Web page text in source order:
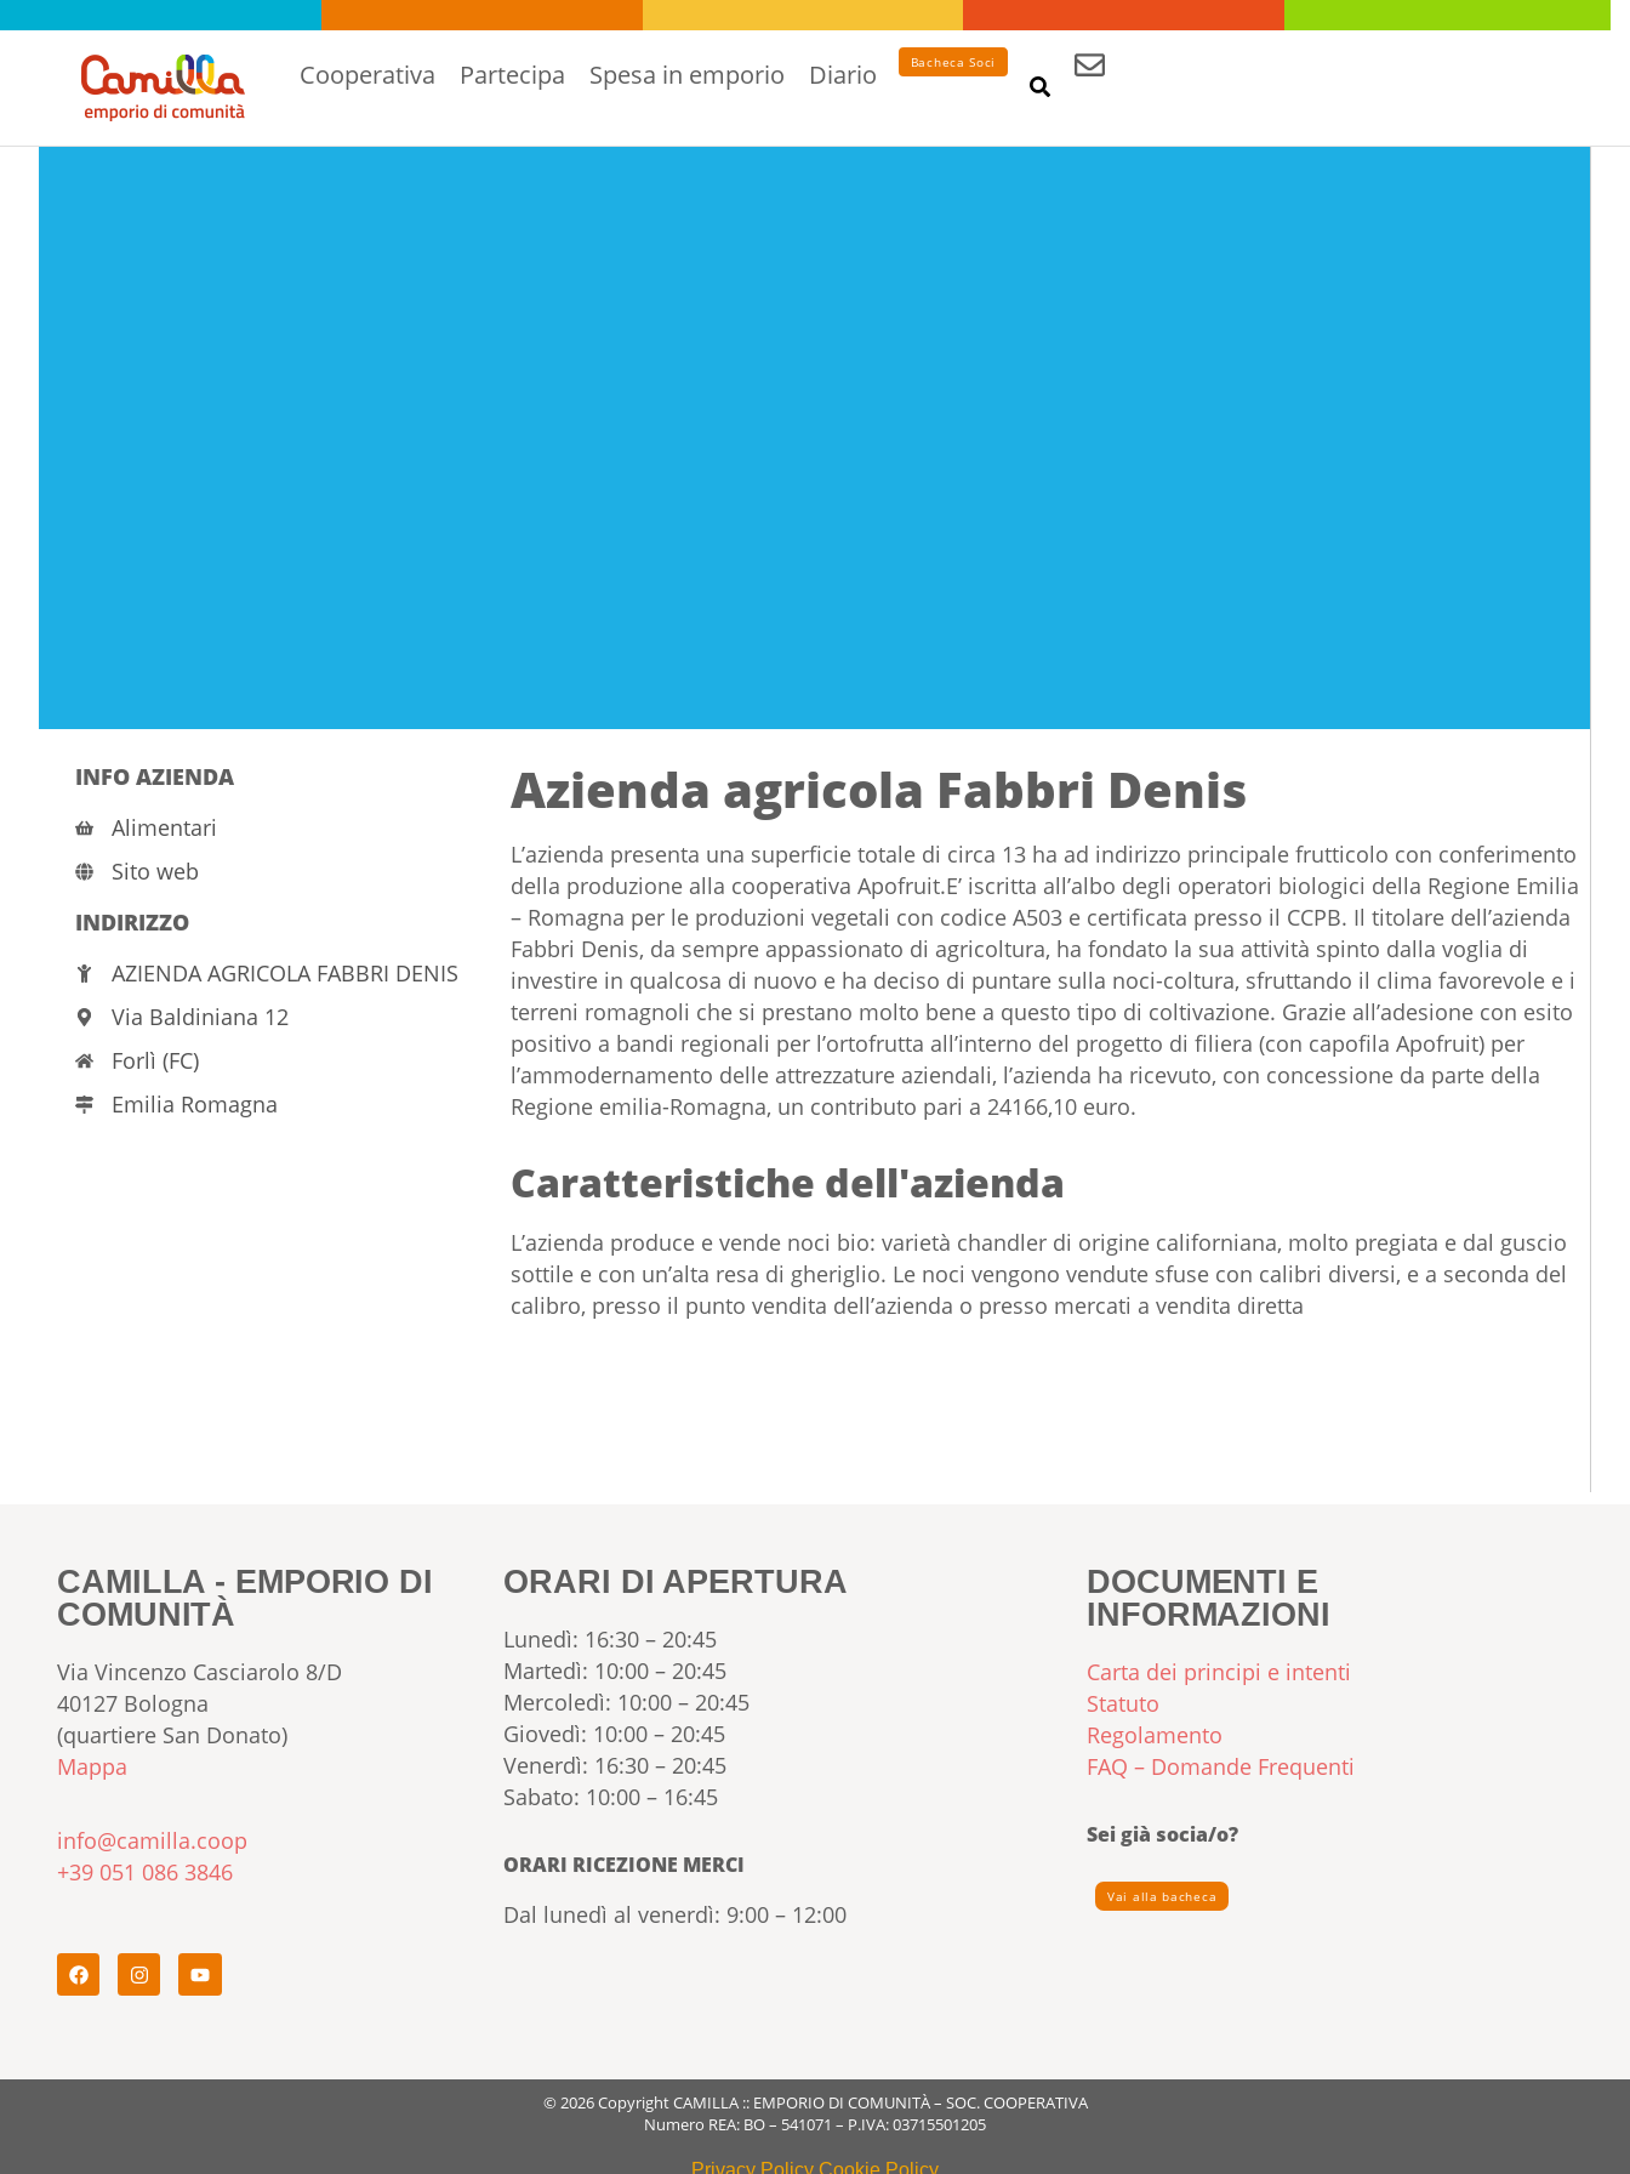
Cooperativa Partecipa Spesa in emporio Diario Bacheca Soci
INFO AZIENDA
Alimentari
Sito web
INDIRIZZO
AZIENDA AGRICOLA FABBRI DENIS
Via Baldiniana 12
Forlì (FC)
Emilia Romagna
Azienda agricola Fabbri Denis
L’azienda presenta una superficie totale di circa 13 ha ad indirizzo principale frutticolo con conferimento
della produzione alla cooperativa Apofruit.E’ iscritta all’albo degli operatori biologici della Regione Emilia
– Romagna per le produzioni vegetali con codice A503 e certificata presso il CCPB. Il titolare dell’azienda
Fabbri Denis, da sempre appassionato di agricoltura, ha fondato la sua attività spinto dalla voglia di
investire in qualcosa di nuovo e ha deciso di puntare sulla noci-coltura, sfruttando il clima favorevole e i
terreni romagnoli che si prestano molto bene a questo tipo di coltivazione. Grazie all’adesione con esito
positivo a bandi regionali per l’ortofrutta all’interno del progetto di filiera (con capofila Apofruit) per
l’ammodernamento delle attrezzature aziendali, l’azienda ha ricevuto, con concessione da parte della
Regione emilia-Romagna, un contributo pari a 24166,10 euro.
Caratteristiche dell'azienda
L’azienda produce e vende noci bio: varietà chandler di origine californiana, molto pregiata e dal guscio
sottile e con un’alta resa di gheriglio. Le noci vengono vendute sfuse con calibri diversi, e a seconda del
calibro, presso il punto vendita dell’azienda o presso mercati a vendita diretta
CAMILLA - EMPORIO DI
COMUNITÀ
Via Vincenzo Casciarolo 8/D
40127 Bologna
(quartiere San Donato)
Mappa
info@camilla.coop
+39 051 086 3846
ORARI DI APERTURA
Lunedì: 16:30 – 20:45
Martedì: 10:00 – 20:45
Mercoledì: 10:00 – 20:45
Giovedì: 10:00 – 20:45
Venerdì: 16:30 – 20:45
Sabato: 10:00 – 16:45
ORARI RICEZIONE MERCI
Dal lunedì al venerdì: 9:00 – 12:00
DOCUMENTI E
INFORMAZIONI
Carta dei principi e intenti
Statuto
Regolamento
FAQ – Domande Frequenti
Sei già socia/o?
Vai alla bacheca
© 2026 Copyright CAMILLA :: EMPORIO DI COMUNITÀ – SOC. COOPERATIVA
Numero REA: BO – 541071 – P.IVA: 03715501205
Privacy Policy Cookie Policy